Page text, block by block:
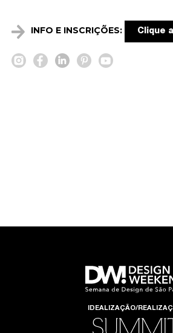
INFO E INSCRIÇÕES: Clique
IDEALIZAÇÃO/